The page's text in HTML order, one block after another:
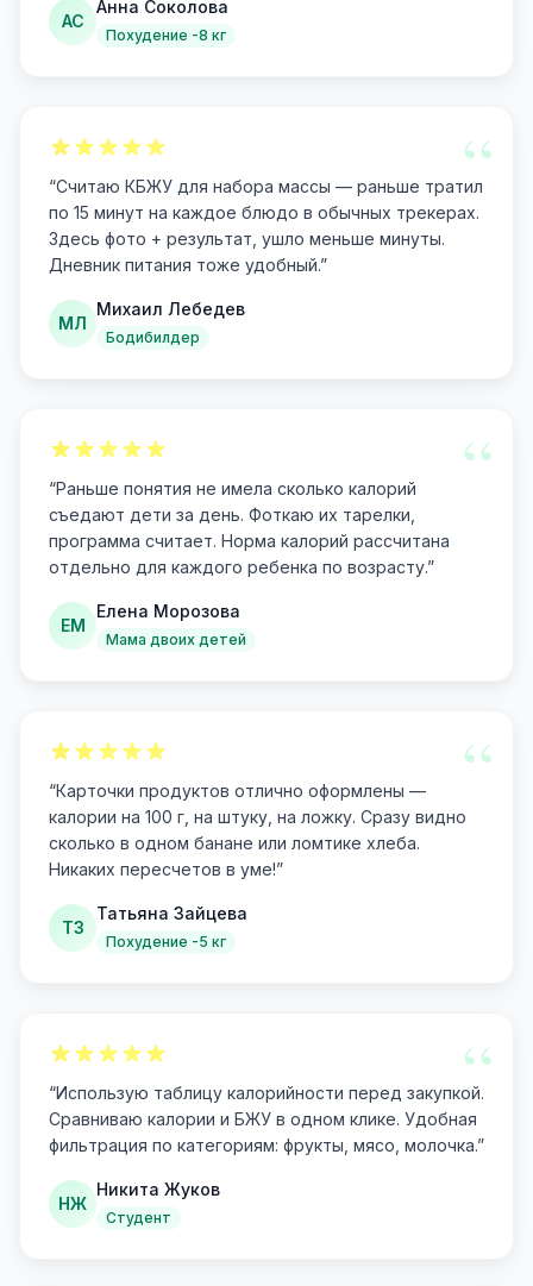
АС
Анна Соколова
Похудение -8 кг
“
“Считаю КБЖУ для набора массы — раньше тратил
по 15 минут на каждое блюдо в обычных трекерах.
Здесь фото + результат, ушло меньше минуты.
Дневник питания тоже удобный.”
МЛ
Михаил Лебедев
Бодибилдер
“
“Раньше понятия не имела сколько калорий
съедают дети за день. Фоткаю их тарелки,
программа считает. Норма калорий рассчитана
отдельно для каждого ребенка по возрасту.”
ЕМ
Елена Морозова
Мама двоих детей
“
“Карточки продуктов отлично оформлены —
калории на 100 г, на штуку, на ложку. Сразу видно
сколько в одном банане или ломтике хлеба.
Никаких пересчетов в уме!”
ТЗ
Татьяна Зайцева
Похудение -5 кг
“
“Использую таблицу калорийности перед закупкой.
Сравниваю калории и БЖУ в одном клике. Удобная
фильтрация по категориям: фрукты, мясо, молочка.”
НЖ
Никита Жуков
Студент